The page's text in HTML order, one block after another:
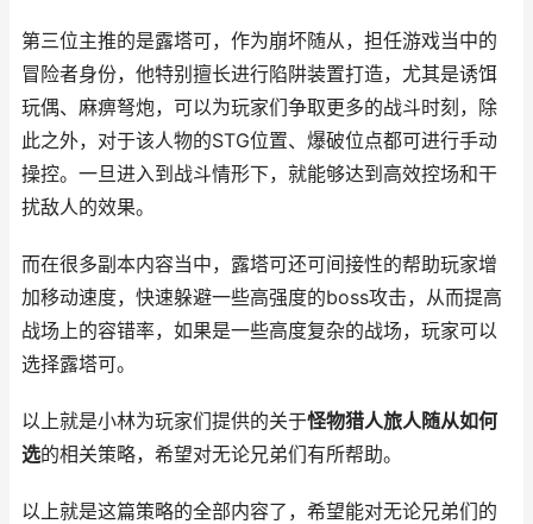
第三位主推的是露塔可，作为崩坏随从，担任游戏当中的
冒险者身份，他特别擅长进行陷阱装置打造，尤其是诱饵
玩偶、麻痹弩炮，可以为玩家们争取更多的战斗时刻，除
此之外，对于该人物的STG位置、爆破位点都可进行手动
操控。一旦进入到战斗情形下，就能够达到高效控场和干
扰敌人的效果。
而在很多副本内容当中，露塔可还可间接性的帮助玩家增
加移动速度，快速躲避一些高强度的boss攻击，从而提高
战场上的容错率，如果是一些高度复杂的战场，玩家可以
选择露塔可。
以上就是小林为玩家们提供的关于怪物猎人旅人随从如何
选的相关策略，希望对无论兄弟们有所帮助。
以上就是这篇策略的全部内容了，希望能对无论兄弟们的